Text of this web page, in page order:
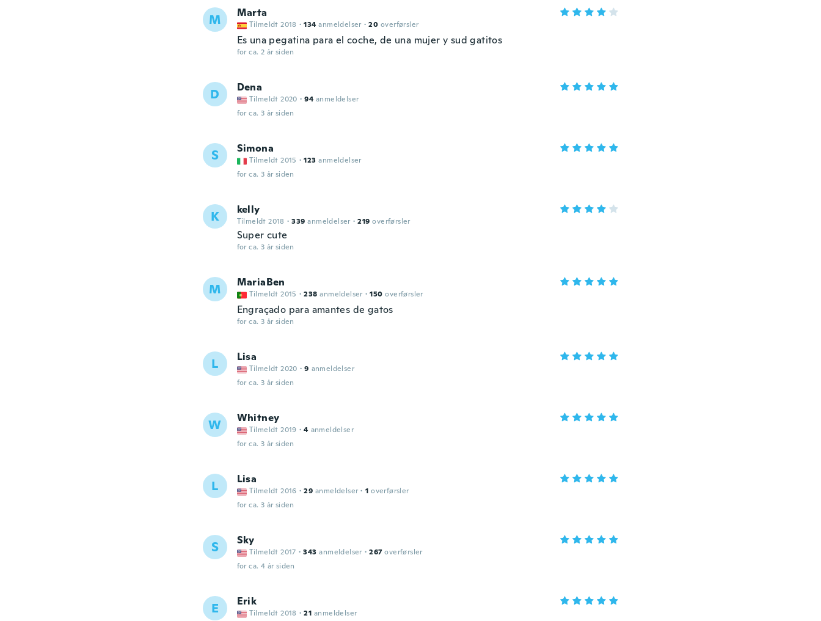
M Marta
Tilmeldt 2018 · 134 anmeldelser · 20 overførsler
Es una pegatina para el coche, de una mujer y sud gatitos
for ca. 2 år siden
D Dena
Tilmeldt 2020 · 94 anmeldelser
for ca. 3 år siden
S Simona
Tilmeldt 2015 · 123 anmeldelser
for ca. 3 år siden
K kelly
Tilmeldt 2018 · 339 anmeldelser · 219 overførsler
Super cute
for ca. 3 år siden
M MariaBen
Tilmeldt 2015 · 238 anmeldelser · 150 overførsler
Engraçado para amantes de gatos
for ca. 3 år siden
L Lisa
Tilmeldt 2020 · 9 anmeldelser
for ca. 3 år siden
W Whitney
Tilmeldt 2019 · 4 anmeldelser
for ca. 3 år siden
L Lisa
Tilmeldt 2016 · 29 anmeldelser · 1 overførsler
for ca. 3 år siden
S Sky
Tilmeldt 2017 · 343 anmeldelser · 267 overførsler
for ca. 4 år siden
E Erik
Tilmeldt 2018 · 21 anmeldelser